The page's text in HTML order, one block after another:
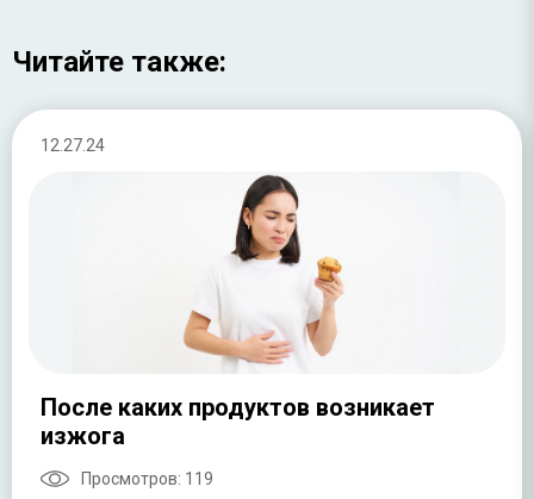
Читайте также:
После каких продуктов возникает
изжога
Просмотров: 119
12.27.24